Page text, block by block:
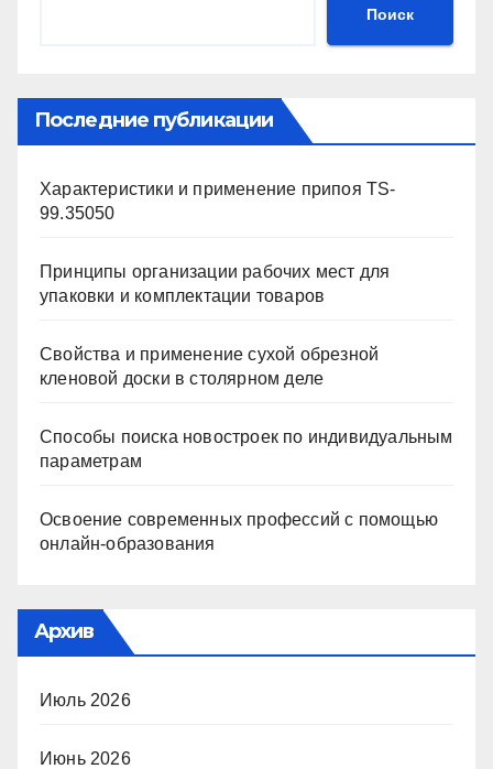
Поиск
Последние публикации
Характеристики и применение припоя TS-
99.35050
Принципы организации рабочих мест для
упаковки и комплектации товаров
Свойства и применение сухой обрезной
кленовой доски в столярном деле
Способы поиска новостроек по индивидуальным
параметрам
Освоение современных профессий с помощью
онлайн-образования
Архив
Июль 2026
Июнь 2026